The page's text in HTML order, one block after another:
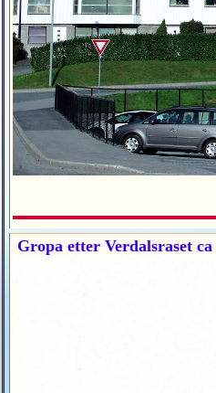
Gropa etter Verdalsraset ca